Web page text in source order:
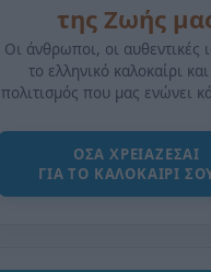
της Ζωής
Οι άνθρωποι, οι αυθεντικές
το ελληνικό καλοκαίρι
πολιτισμός που μας ενώνει
ΟΣΑ ΧΡΕΙΑΖΕΣΑΙ
ΓΙΑ ΤΟ ΚΑΛΟΚΑΙΡΙ